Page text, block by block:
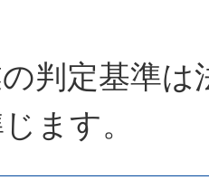
判定基準は
ます。